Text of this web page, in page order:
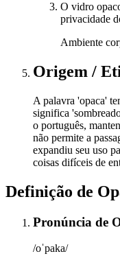
O vidro
privacidade
Ambiente
Origem /
A palavra 'opaca'
significa
o português,
não permite a
expandiu seu uso
coisas difíceis de
Definição de
Pronúncia de
/oˈpaka/